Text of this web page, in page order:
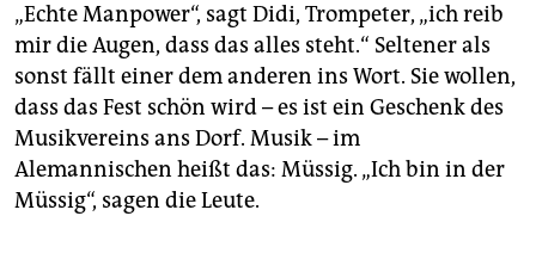
„Echte Manpower“, sagt Didi, Trompeter, „ich reib
mir die Augen, dass das alles steht.“ Seltener als
sonst fällt einer dem anderen ins Wort. Sie wollen,
dass das Fest schön wird – es ist ein Geschenk des
Musikvereins ans Dorf. Musik – im
Alemannischen heißt das: Müssig. „Ich bin in der
Müssig“, sagen die Leute.